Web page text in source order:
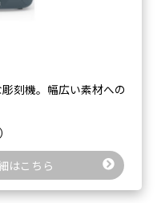
刻機。 幅広い素材への
はこちら